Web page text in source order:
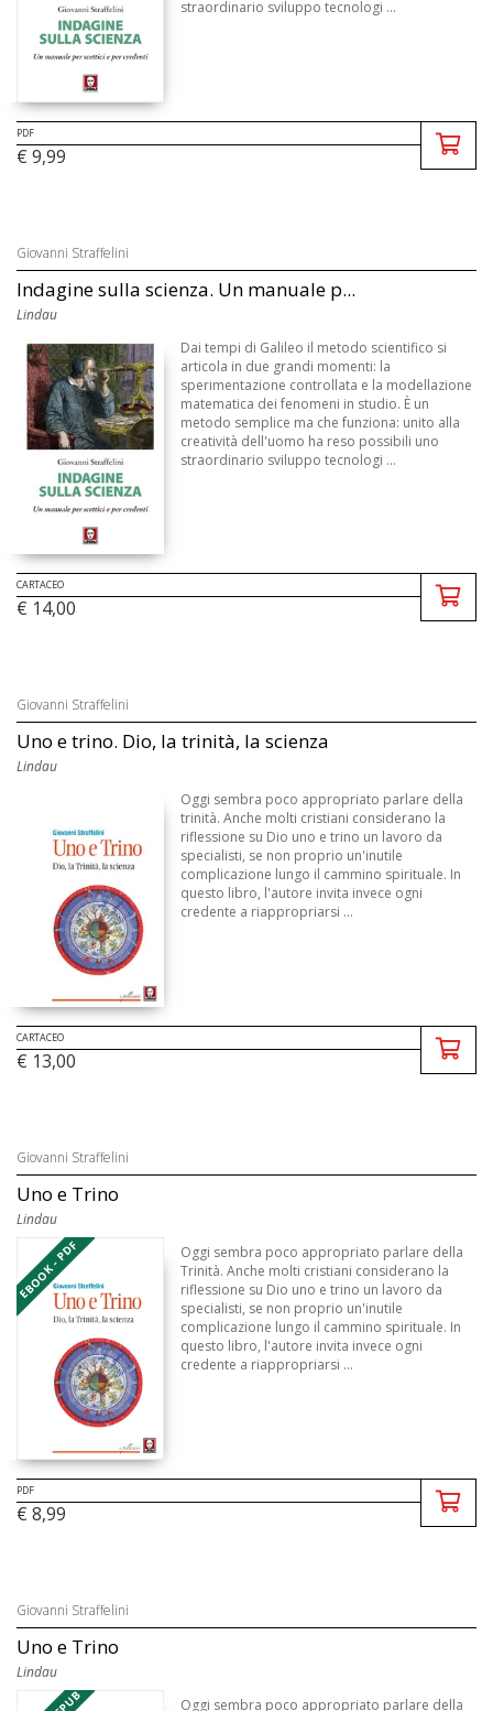
straordinario sviluppo tecnologi ...
PDF
€ 9,99
Giovanni Straffelini
Indagine sulla scienza. Un manuale p...
Lindau
Dai tempi di Galileo il metodo scientifico si
articola in due grandi momenti: la
sperimentazione controllata e la modellazione
matematica dei fenomeni in studio. È un
metodo semplice ma che funziona: unito alla
creatività dell'uomo ha reso possibili uno
straordinario sviluppo tecnologi ...
CARTACEO
€ 14,00
Giovanni Straffelini
Uno e trino. Dio, la trinità, la scienza
Lindau
Oggi sembra poco appropriato parlare della
trinità. Anche molti cristiani considerano la
riflessione su Dio uno e trino un lavoro da
specialisti, se non proprio un'inutile
complicazione lungo il cammino spirituale. In
questo libro, l'autore invita invece ogni
credente a riappropriarsi ...
CARTACEO
€ 13,00
Giovanni Straffelini
Uno e Trino
Lindau
EBOOK - PDF
Oggi sembra poco appropriato parlare della
Trinità. Anche molti cristiani considerano la
riflessione su Dio uno e trino un lavoro da
specialisti, se non proprio un'inutile
complicazione lungo il cammino spirituale. In
questo libro, l'autore invita invece ogni
credente a riappropriarsi ...
PDF
€ 8,99
Giovanni Straffelini
Uno e Trino
Lindau
Oggi sembra poco appropriato parlare della